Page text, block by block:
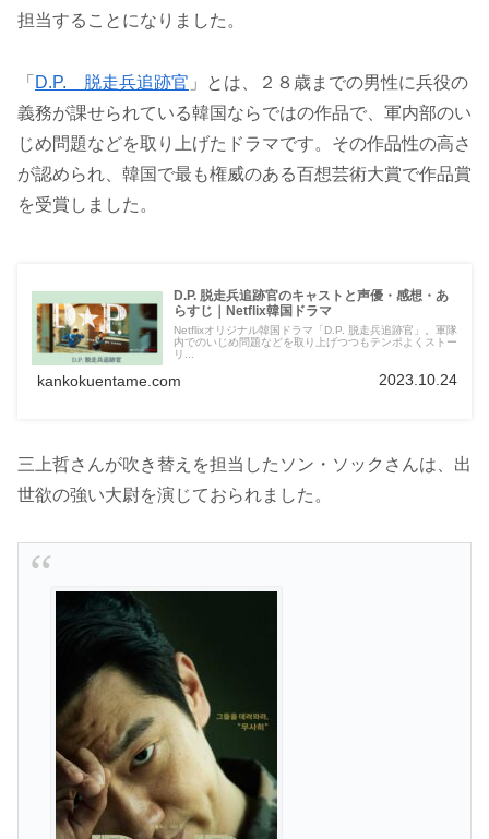
担当することになりました。
「 D.P. 脱走兵追跡官 」とは、２８歳までの男性に兵役の
義務が課せられている韓国ならではの作品で、軍内部のい
じめ問題などを取り上げたドラマです。その作品性の高さ
が認められ、韓国で最も権威のある百想芸術大賞で作品賞
を受賞しました。
D.P. 脱走兵追跡官のキャストと声優・感想・あ
らすじ｜Netflix韓国ドラマ
Netflixオリジナル韓国ドラマ「D.P. 脱走兵追跡官」。軍隊
内でのいじめ問題などを取り上げつつもテンポよくストー
リ...
kankokuentame.com 2023.10.24
三上哲さんが吹き替えを担当したソン・ソックさんは、出
世欲の強い大尉を演じておられました。